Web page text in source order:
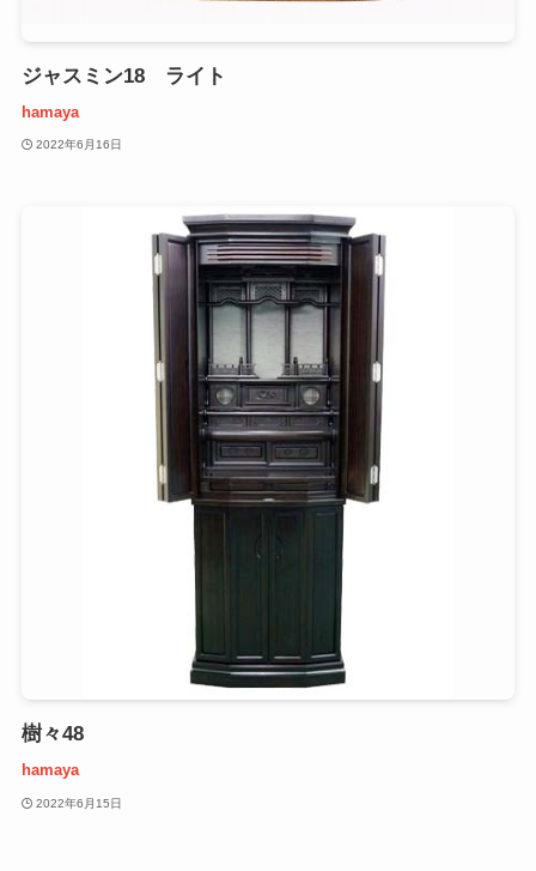
ジャスミン18 ライト
hamaya
2022年6月16日
樹々48
hamaya
2022年6月15日